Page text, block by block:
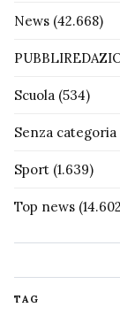
News (42.668)
Scuola (534)
Senza categoria
Sport (1.639)
Top news
TAG